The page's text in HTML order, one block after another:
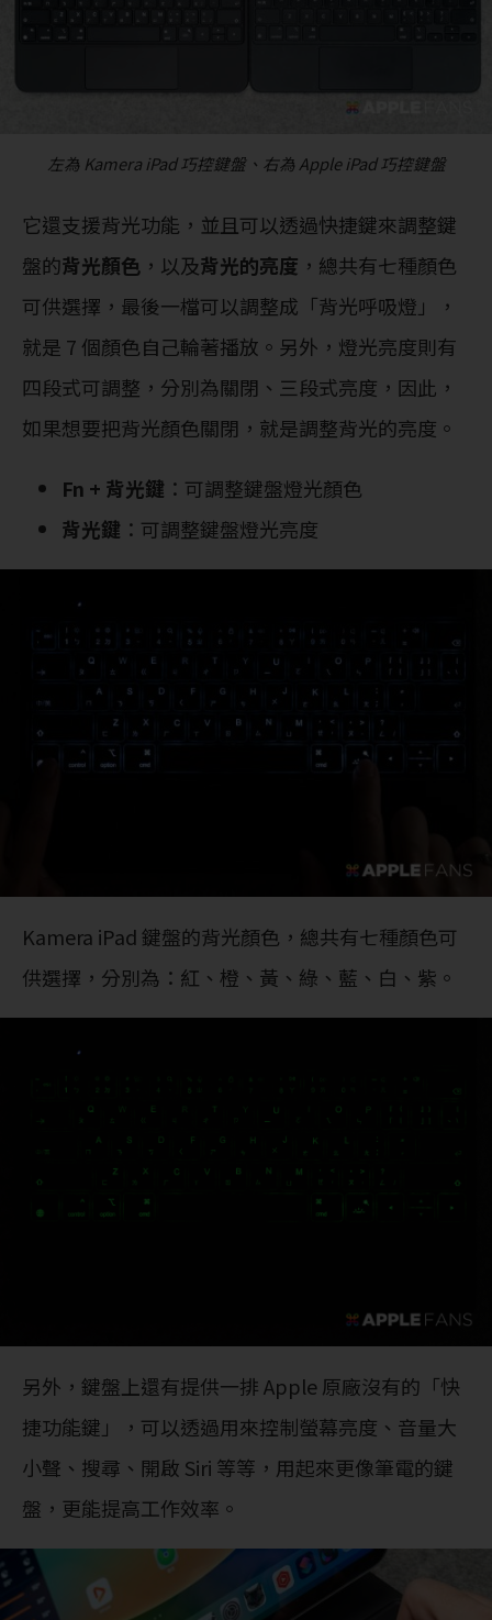
左為 Kamera iPad 巧控鍵盤、右為 Apple iPad 巧控鍵盤
它還支援背光功能，並且可以透過快捷鍵來調整鍵
盤的背光顏色 ，以及背光的亮度 ，總共有七種顏色
可供選擇，最後一檔可以調整成「背光呼吸燈」，
就是 7 個顏色自己輪著播放。另外，燈光亮度則有
四段式可調整，分別為關閉、三段式亮度，因此，
如果想要把背光顏色關閉，就是調整背光的亮度。
Fn + 背光鍵 ：可調整鍵盤燈光顏色
背光鍵 ：可調整鍵盤燈光亮度
Kamera iPad 鍵盤的背光顏色，總共有七種顏色可
供選擇，分別為：紅、橙、黃、綠、藍、白、紫。
另外，鍵盤上還有提供一排 Apple 原廠沒有的「快
捷功能鍵」，可以透過用來控制螢幕亮度、音量大
小聲、搜尋、開啟 Siri 等等，用起來更像筆電的鍵
盤，更能提高工作效率。